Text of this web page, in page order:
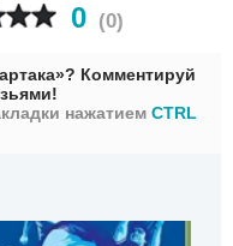
0 (0)
Комментируй
нажатием CTRL